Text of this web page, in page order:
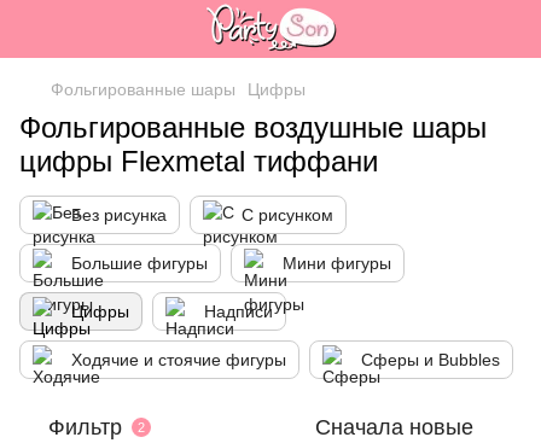
Фольгированные шары Цифры
Фольгированные воздушные шары
цифры Flexmetal тиффани
Без рисунка С рисунком
Большие фигуры Мини фигуры
Цифры Надписи
Ходячие и стоячие фигуры Сферы и Bubbles
Фильтр 2 Сначала новые